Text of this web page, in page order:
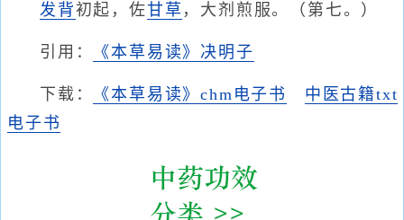
发背初起，佐甘草 ，大剂煎服。（第七。）
引用： 《本草易读》决明子
下载： 《本草易读》chm电子书
中医古籍txt
电子书